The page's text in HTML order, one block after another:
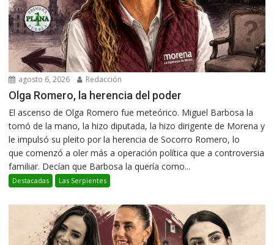
agosto 6, 2026 Redacción
Olga Romero, la herencia del poder
El ascenso de Olga Romero fue meteórico. Miguel Barbosa la
tomó de la mano, la hizo diputada, la hizo dirigente de Morena y
le impulsó su pleito por la herencia de Socorro Romero, lo
que comenzó a oler más a operación política que a controversia
familiar. Decían que Barbosa la quería como...
Destacadas Las Serpientes